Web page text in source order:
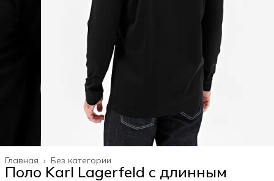
Без категории
Главная ›
Поло Karl Lagerfeld с длинным